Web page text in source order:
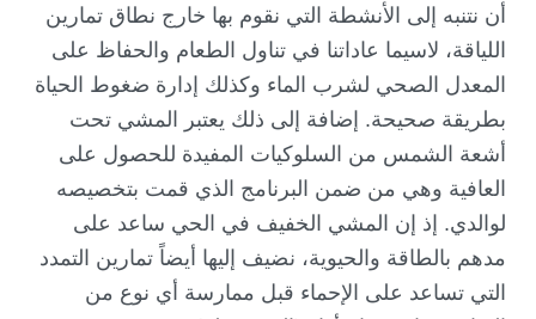
أن نتنبه إلى الأنشطة التي نقوم بها خارج نطاق تمارين
اللياقة، لاسيما عاداتنا في تناول الطعام والحفاظ على
المعدل الصحي لشرب الماء وكذلك إدارة ضغوط الحياة
بطريقة صحيحة. إضافة إلى ذلك يعتبر المشي تحت
أشعة الشمس من السلوكيات المفيدة للحصول على
العافية وهي من ضمن البرنامج الذي قمت بتخصيصه
لوالدي. إذ إن المشي الخفيف في الحي ساعد على
مدهم بالطاقة والحيوية، نضيف إليها أيضاً تمارين التمدد
التي تساعد على الإحماء قبل ممارسة أي نوع من